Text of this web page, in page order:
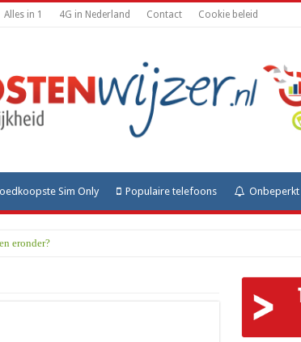
Alles in 1 4G in Nederland Contact Cookie beleid
Sim Only Populaire telefoons Onbeperkt
eronder?